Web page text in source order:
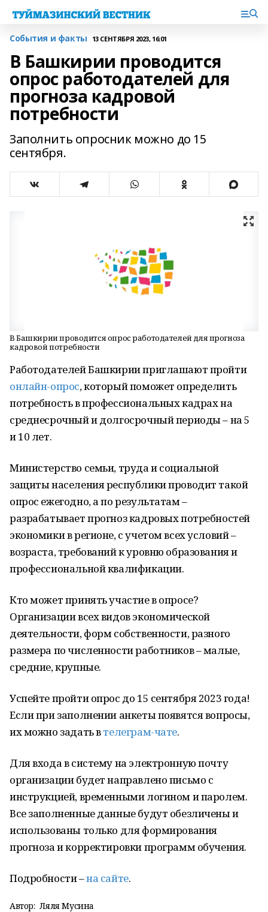
События и факты 13 СЕНТЯБРЯ 2023, 16:01
В Башкирии проводится
опрос работодателей для
прогноза кадровой
потребности
Заполнить опросник можно до 15
сентября.
В Башкирии проводится опрос работодателей для прогноза
кадровой потребности
Работодателей Башкирии приглашают пройти
онлайн-опрос, который поможет определить
потребность в профессиональных кадрах на
среднесрочный и долгосрочный периоды – на 5
и 10 лет.
Министерство семьи, труда и социальной
защиты населения республики проводит такой
опрос ежегодно, а по результатам –
разрабатывает прогноз кадровых потребностей
экономики в регионе, с учетом всех условий –
возраста, требований к уровню образования и
профессиональной квалификации.
Кто может принять участие в опросе?
Организации всех видов экономической
деятельности, форм собственности, разного
размера по численности работников – малые,
средние, крупные.
Успейте пройти опрос до 15 сентября 2023 года!
Если при заполнении анкеты появятся вопросы,
их можно задать втелеграм-чате.
Для входа в систему на электронную почту
организации будет направлено письмо с
инструкцией, временными логином и паролем.
Все заполненные данные будут обезличены и
использованы только для формирования
прогноза и корректировки программ обучения.
Подробности –на сайте.
Автор: Ляля Мусина